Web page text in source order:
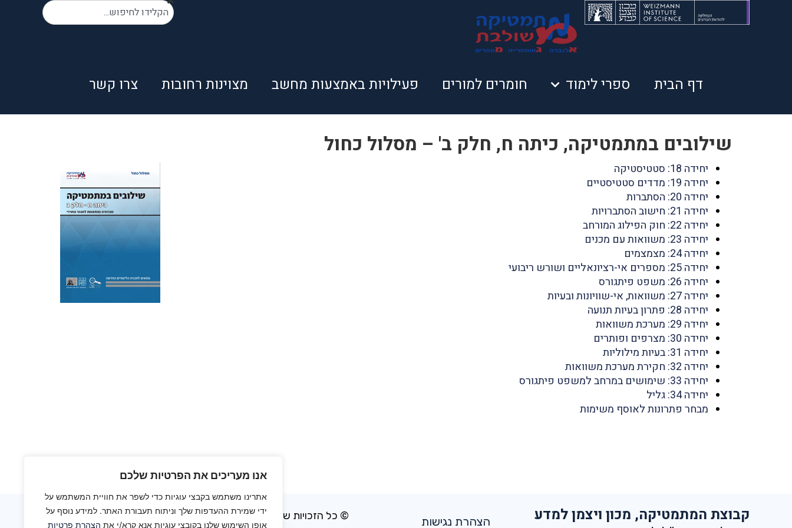
אנו מעריכים את הפרטיות שלכם
אתרינו משתמש בקבצי עוגיות כדי לשפר את חוויית המשתמש על
ידי שמירת ההעדפות שלך וניתוח תעבורת האתר. למידע נוסף על
אופן השימוש שלנו בקובצי עוגיות אנא קרא/י את הצהרת פרטיות
דף הבית ספרי לימוד חומרים למורים פעילויות באמצעות מחשב מצוינות רחובות צרו קשר
שילובים במתמטיקה, כיתה ח, חלק ב' – מסלול כחול
יחידה 18: סטטיסטיקה
יחידה 19: מדדים סטטיסטיים
יחידה 20: הסתברות
יחידה 21: חישוב הסתברויות
יחידה 22: חוק הפילוג המורחב
יחידה 23: משוואות עם מכנים
יחידה 24: מצמצמים
יחידה 25: מספרים אי-רציונאליים ושורש ריבועי
יחידה 26: משפט פיתגורס
יחידה 27: משוואות, אי-שוויונות ובעיות
יחידה 28: פתרון בעיות תנועה
יחידה 29: מערכת משוואות
יחידה 30: מצרפים ופותרים
יחידה 31: בעיות מילוליות
יחידה 32: חקירת מערכת משוואות
יחידה 33: שימושים במרחב למשפט פיתגורס
יחידה 34: גליל
מבחר פתרונות לאוסף משימות
קבוצת המתמטיקה, מכון ויצמן למדע
הצהרת נגישות © כל הזכויות שמורות למחלקה להוראת המדעים, מכון ויצמן למדע